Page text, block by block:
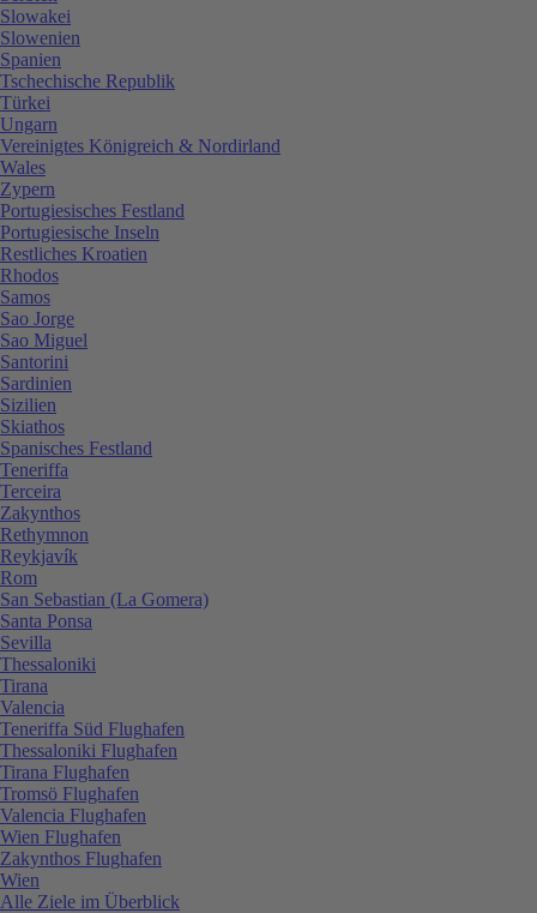
Slowakei
Slowenien
Spanien
Tschechische Republik
Türkei
Ungarn
Vereinigtes Königreich & Nordirland
Wales
Zypern
Portugiesisches Festland
Portugiesische Inseln
Restliches Kroatien
Rhodos
Samos
Sao Jorge
Sao Miguel
Santorini
Sardinien
Sizilien
Skiathos
Spanisches Festland
Teneriffa
Terceira
Zakynthos
Rethymnon
Reykjavík
Rom
San Sebastian (La Gomera)
Santa Ponsa
Sevilla
Thessaloniki
Tirana
Valencia
Teneriffa Süd Flughafen
Thessaloniki Flughafen
Tirana Flughafen
Tromsö Flughafen
Valencia Flughafen
Wien Flughafen
Zakynthos Flughafen
Wien
Alle Ziele im Überblick